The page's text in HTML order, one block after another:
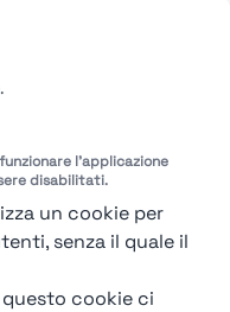
l'applicazione
disabilitati.
un cookie per
senza il quale il
questo cookie ci